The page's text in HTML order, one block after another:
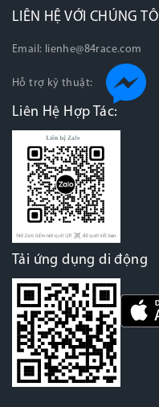
LIÊN HỆ VỚI CHÚNG TÔI
Email: lienhe@84race.com
Hỗ trợ kỹ thuật:
Liên Hệ Hợp Tác:
Tải ứng dụng di động